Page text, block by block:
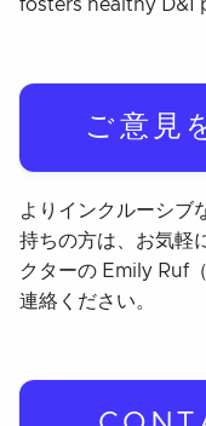
fosters healthy D&I
ご意見
よりインクルーシブ
持ちの方は、お気軽
クターの Emily Ruf（
連絡ください。